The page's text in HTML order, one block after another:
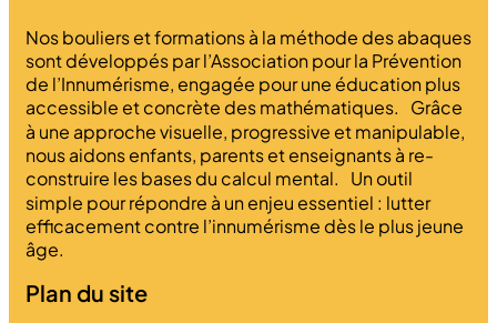
Nos bouliers et formations à la méthode des abaques
sont développés par l’Association pour la Prévention
de l’Innumérisme, engagée pour une éducation plus
accessible et concrète des mathématiques. Grâce
à une approche visuelle, progressive et manipulable,
nous aidons enfants, parents et enseignants à re-
construire les bases du calcul mental. Un outil
simple pour répondre à un enjeu essentiel : lutter
efficacement contre l’innumérisme dès le plus jeune
âge.
Plan du site